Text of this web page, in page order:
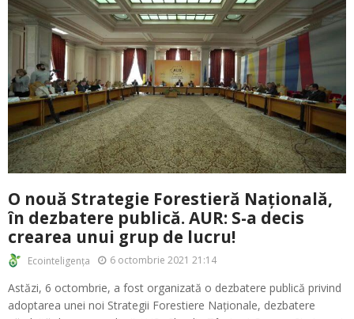
O nouă Strategie Forestieră Națională,
în dezbatere publică. AUR: S-a decis
crearea unui grup de lucru!
Ecointeligența 6 octombrie 2021 21:14
Astăzi, 6 octombrie, a fost organizată o dezbatere publică privind
adoptarea unei noi Strategii Forestiere Naționale, dezbatere